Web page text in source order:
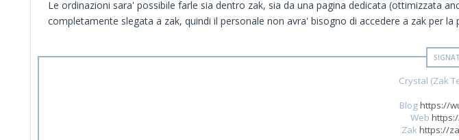
Le ordinazioni sara' possibile farle sia dentro zak, sia da una pagina dedicata (ottimizzata
completamente slegata a zak, quindi il personale non avra' bisogno di accedere a zak per la
Crystal (Zak
Bloghttps://
Web
Zakhttps://